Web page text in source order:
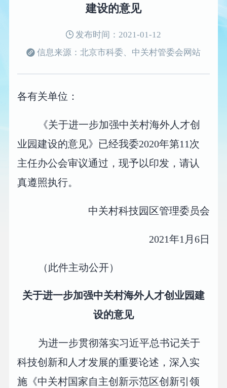
建设的意见
发布时间：2021-01-12
信息来源：北京市科委、中关村管委会网站
各有关单位：
《关于进一步加强中关村海外人才创
业园建设的意见》已经我委2020年第11次
主任办公会审议通过，现予以印发，请认
真遵照执行。
中关村科技园区管理委员会
2021年1月6日
（此件主动公开）
关于进一步加强中关村海外人才创业园建
设的意见
为进一步贯彻落实习近平总书记关于
科技创新和人才发展的重要论述，深入实
施《中关村国家自主创新示范区创新引领